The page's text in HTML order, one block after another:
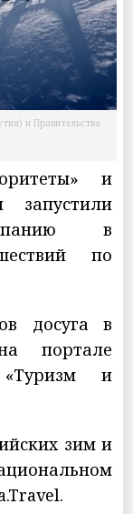
и Правительства
и
запустили
в
по
досуга в
портале
«Туризм и
зим и